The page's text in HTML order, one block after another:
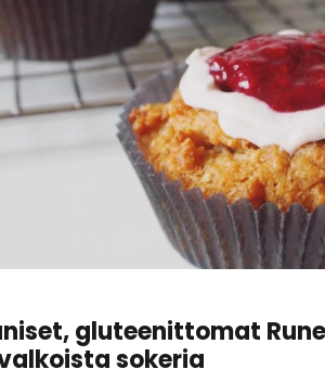
gluteenittomat
sokeria